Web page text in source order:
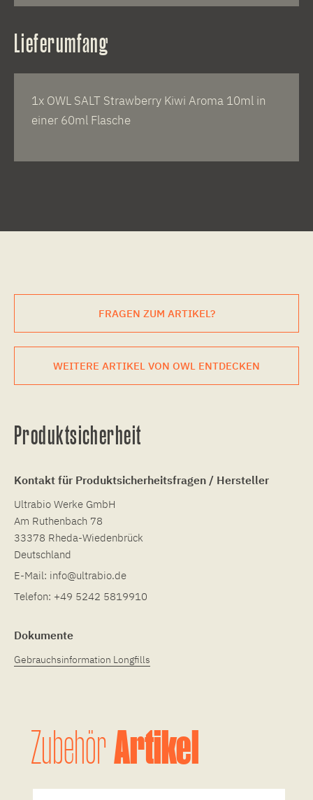
Lieferumfang
1x OWL SALT Strawberry Kiwi Aroma 10ml in
einer 60ml Flasche
FRAGEN ZUM ARTIKEL?
WEITERE ARTIKEL VON OWL ENTDECKEN
Produktsicherheit
Kontakt für Produktsicherheitsfragen / Hersteller
Ultrabio Werke GmbH
Am Ruthenbach 78
33378 Rheda-Wiedenbrück
Deutschland
E-Mail: info@ultrabio.de
Telefon: +49 5242 5819910
Dokumente
Gebrauchsinformation Longfills
ZubehörArtikel